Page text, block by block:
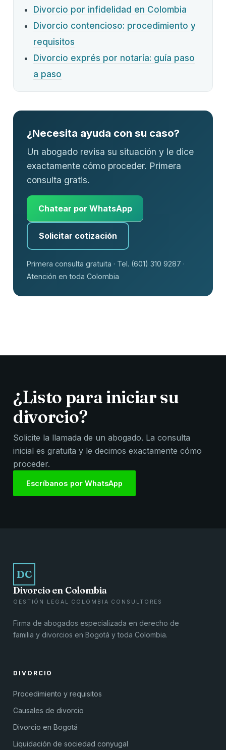
Divorcio por infidelidad en Colombia
Divorcio contencioso: procedimiento y
requisitos
Divorcio exprés por notaría: guía paso
a paso
¿Necesita ayuda con su caso?
Un abogado revisa su situación y le dice
exactamente cómo proceder. Primera
consulta gratis.
Chatear por WhatsApp
Solicitar cotización
Primera consulta gratuita · Tel. (601) 310 9287 ·
Atención en toda Colombia
¿Listo para iniciar su
divorcio?
Solicite la llamada de un abogado. La consulta
inicial es gratuita y le decimos exactamente cómo
proceder.
Escríbanos por WhatsApp
DC
Divorcio en Colombia
GESTIÓN LEGAL COLOMBIA CONSULTORES
Firma de abogados especializada en derecho de
familia y divorcios en Bogotá y toda Colombia.
DIVORCIO
Procedimiento y requisitos
Causales de divorcio
Divorcio en Bogotá
Liquidación de sociedad conyugal